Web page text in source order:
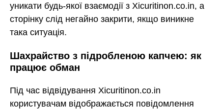
уникати будь-якої взаємодії з Xicuritinon.co.in, а
сторінку слід негайно закрити, якщо виникне
така ситуація.
Шахрайство з підробленою капчею: як
працює обман
Під час відвідування Xicuritinon.co.in
користувачам відображається повідомлення